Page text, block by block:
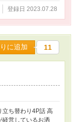
登録日 2023.07.28
に追加 11
立ち替わり4P話 高
経営しているお洒